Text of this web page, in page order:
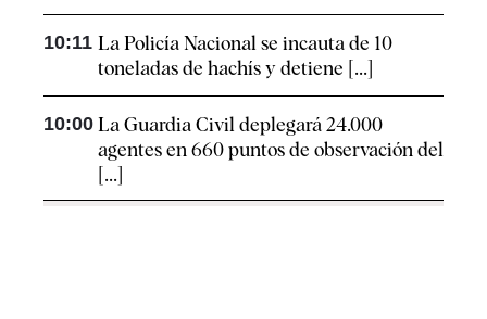
10:11 La Policía Nacional se incauta de 10
toneladas de hachís y detiene [...]
10:00 La Guardia Civil deplegará 24.000
agentes en 660 puntos de observación del
[...]